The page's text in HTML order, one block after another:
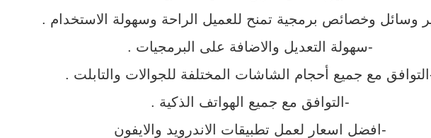
وسائل وخصائص برمجية تمنح للعميل الراحة وسهولة الاستخدام .
-سهولة التعديل والاضافة على البرمجيات .
مع جميع أحجام الشاشات المختلفة للجوالات والتابلت .
-التوافق مع جميع الهواتف الذكية .
-افضل اسعار لعمل تطبيقات الاندرويد والايفون